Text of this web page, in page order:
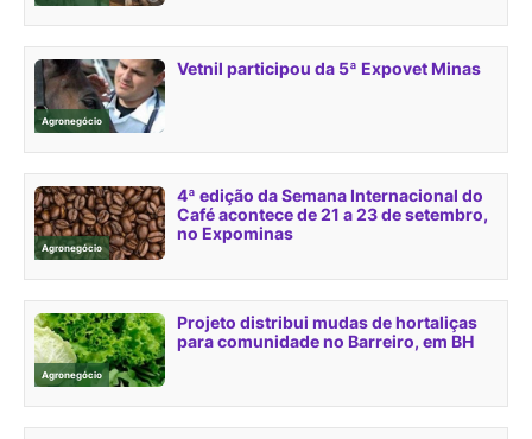
Agronegócio
Vetnil participou da 5ª Expovet Minas
Agronegócio
4ª edição da Semana Internacional do
Café acontece de 21 a 23 de setembro,
no Expominas
Agronegócio
Projeto distribui mudas de hortaliças
para comunidade no Barreiro, em BH